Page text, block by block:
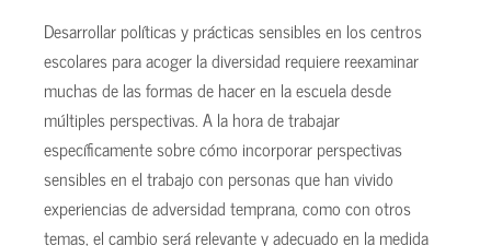
Desarrollar políticas y prácticas sensibles en los centros
escolares para acoger la diversidad requiere reexaminar
muchas de las formas de hacer en la escuela desde
múltiples perspectivas. A la hora de trabajar
específicamente sobre cómo incorporar perspectivas
sensibles en el trabajo con personas que han vivido
experiencias de adversidad temprana, como con otros
temas, el cambio será relevante y adecuado en la medida